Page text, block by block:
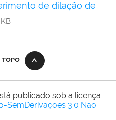
de dilação de
TOPO
publicado sob a licença
SemDerivações 3.0 Não